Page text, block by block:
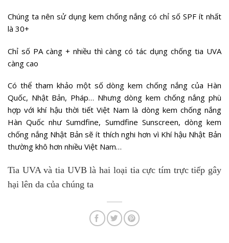
Chúng ta nên sử dụng kem chống nắng có chỉ số SPF ít nhất
là 30+
Chỉ số PA càng + nhiều thì càng có tác dụng chống tia UVA
càng cao
Có thể tham khảo một số dòng kem chống nắng của Hàn
Quốc, Nhật Bản, Pháp… Nhưng dòng kem chống nắng phù
hợp với khí hậu thời tiết Việt Nam là dòng kem chống nắng
Hàn Quốc như Sumdfine, Sumdfine Sunscreen, dòng kem
chống nắng Nhật Bản sẽ ít thích nghi hơn vì Khí hậu Nhật Bản
thường khô hơn nhiều Việt Nam…
Tia UVA và tia UVB là hai loại tia cực tím trực tiếp gây
hại lên da của chúng ta